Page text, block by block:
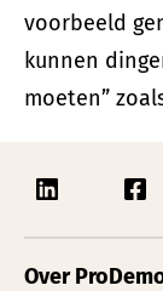
voorbeeld
kunnen
moeten”
Over